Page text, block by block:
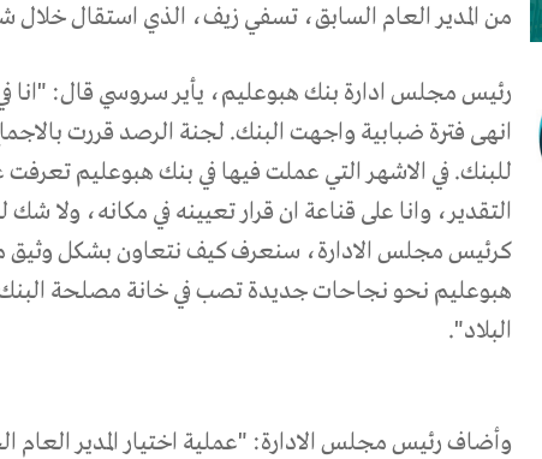
من المدير العام السابق، تسفي زيف، الذي استقال خلال
رئيس مجلس ادارة بنك هبوعليم، يأير سروسي قال: "انا
انهى فترة ضبابية واجهت البنك. لجنة الرصد قررت
للبنك. في الاشهر التي عملت فيها في بنك هبوعليم
التقدير، وانا على قناعة ان قرار تعيينه في مكانه، ولا
كرئيس مجلس الادارة، سنعرف كيف نتعاون بشكل وثيق
هبوعليم نحو نجاحات جديدة تصب في خانة مصلحة البنك
البلاد".
وأضاف رئيس مجلس الادارة: "عملية اختيار المدير العام